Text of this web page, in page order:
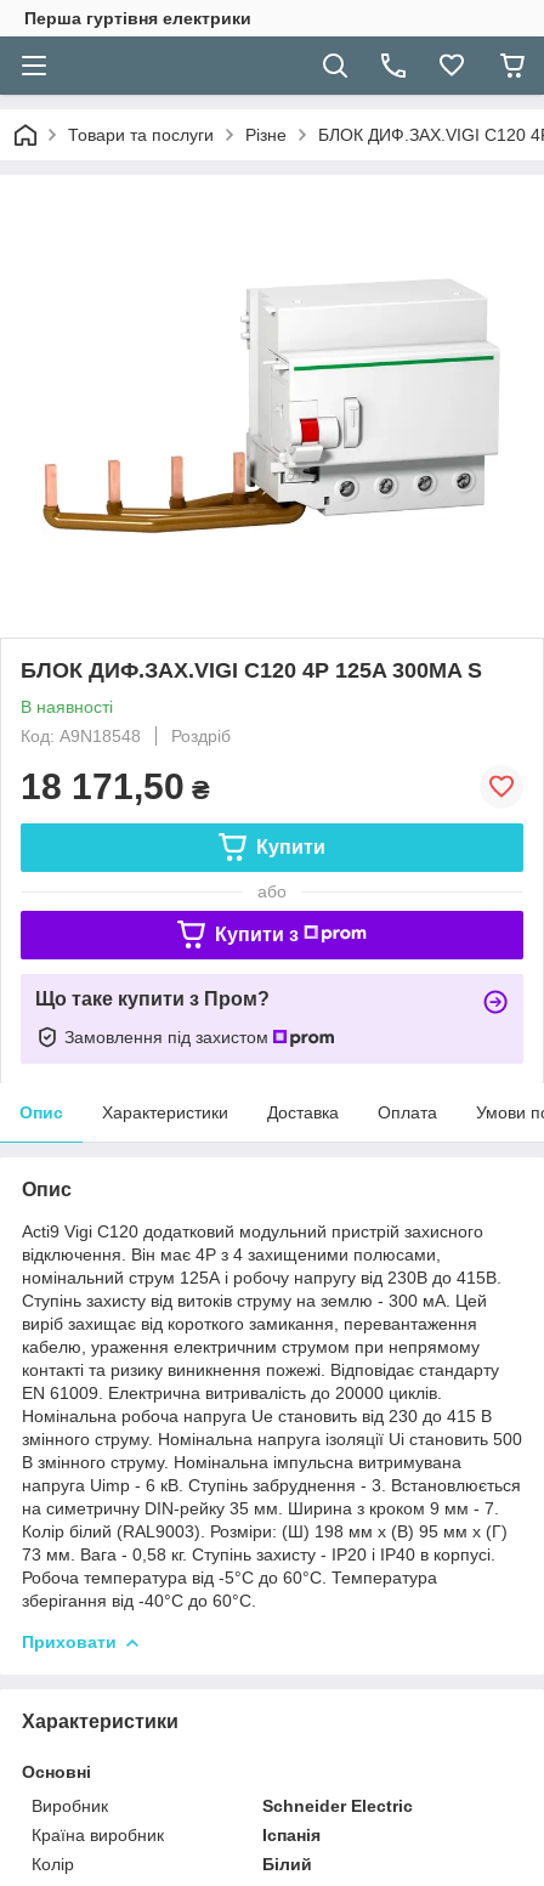
Перша гуртівня електрики
Товари та послуги Різне БЛОК ДИФ.ЗАХ.VIGI C120
БЛОК ДИФ.ЗАХ.VIGI C120 4P 125A 300МA S
В наявності
Код: A9N18548
Роздріб
18 171,50 ₴
Купити
або
Купити з
Що таке купити з Пром?
Замовлення під захистом
Опис Характеристики Доставка Оплата Умови
Опис
Acti9 Vigi C120 додатковий модульний пристрій захисного
відключення. Він має 4P з 4 захищеними полюсами,
номінальний струм 125А і робочу напругу від 230В до 415В.
Ступінь захисту від витоків струму на землю - 300 мА. Цей
виріб захищає від короткого замикання, перевантаження
кабелю, ураження електричним струмом при непрямому
контакті та ризику виникнення пожежі. Відповідає стандарту
EN 61009. Електрична витривалість до 20000 циклів.
Номінальна робоча напруга Ue становить від 230 до 415 В
змінного струму. Номінальна напруга ізоляції Ui становить 500
В змінного струму. Номінальна імпульсна витримувана
напруга Uimp - 6 кВ. Ступінь забруднення - 3. Встановлюється
на симетричну DIN-рейку 35 мм. Ширина з кроком 9 мм - 7.
Колір білий (RAL9003). Розміри: (Ш) 198 мм x (В) 95 мм x (Г)
73 мм. Вага - 0,58 кг. Ступінь захисту - IP20 і IP40 в корпусі.
Робоча температура від -5°C до 60°C. Температура
зберігання від -40°C до 60°C.
Приховати
Характеристики
Основні
Виробник
Schneider Electric
Країна виробник
Іспанія
Колір
Білий